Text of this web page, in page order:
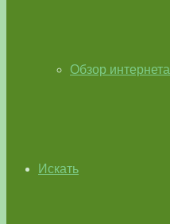
Обзор интернета
Искать